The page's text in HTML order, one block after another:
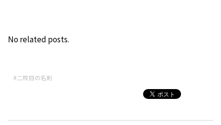
No related posts.
#二枚目の名刺